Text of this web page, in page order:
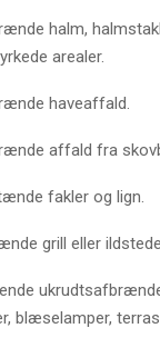
halm,
arealer.
haveaffald.
affald fra
fakler og lign.
grill eller
blæselamper,